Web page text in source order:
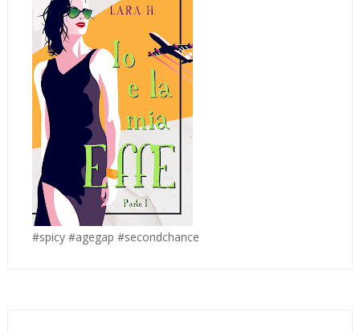
#spicy #agegap #secondchance